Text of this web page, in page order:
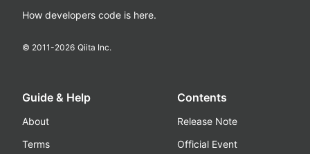
How developers code is here.
© 2011-2026 Qiita Inc.
Guide & Help
About
Terms
Contents
Release Note
Official Event